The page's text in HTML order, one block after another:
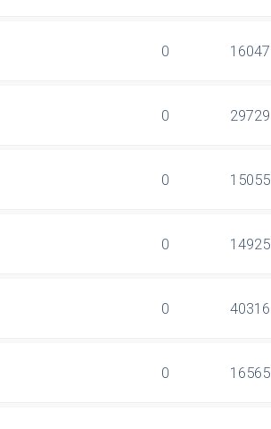
0 16047
0 29729
0 15055
0 14925
0 40316
0 16565